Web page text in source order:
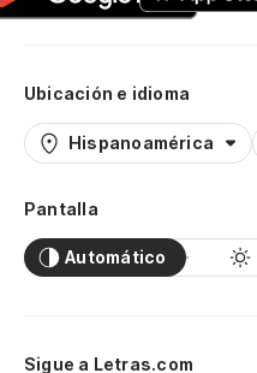
Ubicación e idioma
Hispanoamérica
Pantalla
Automático
Sigue a Letras.com